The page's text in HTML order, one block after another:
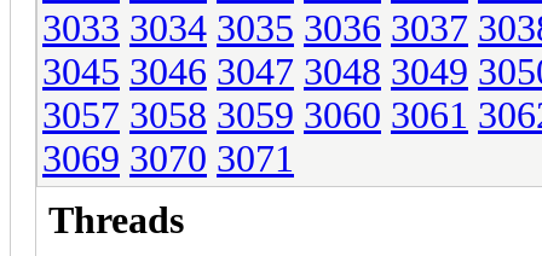
3033 3034 3035 3036 3037
3045 3046 3047 3048 3049
3057 3058 3059 3060 3061
3069 3070 3071
Threads